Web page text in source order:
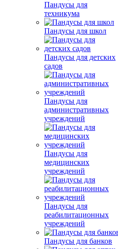
Пандусы для
техникума
Пандусы для школ
Пандусы для детских
садов
Пандусы для
административных
учреждений
Пандусы для
медицинских
учреждений
Пандусы для
реабилитационных
учреждений
Пандусы для банков